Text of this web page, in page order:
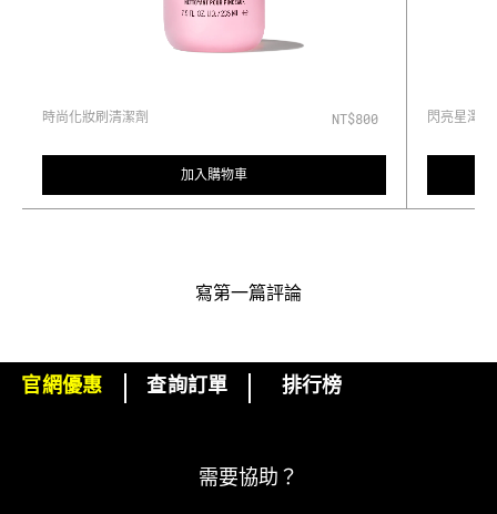
時尚化妝刷清潔劑 NT$800
加入購物車
閃亮星澤唇
寫第一篇評論
下單即可挑選精美小贈品！
官網優惠 查詢訂單 排行榜
需要協助？